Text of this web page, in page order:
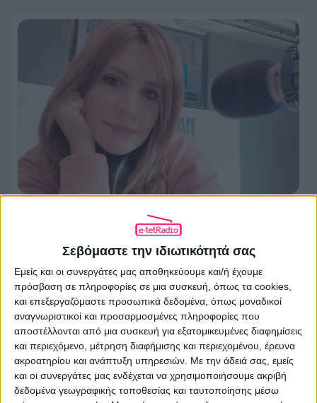
Σεβόμαστε την ιδιωτικότητά σας
Εμείς και οι συνεργάτες μας αποθηκεύουμε και/ή έχουμε
πρόσβαση σε πληροφορίες σε μια συσκευή, όπως τα cookies,
και επεξεργαζόμαστε προσωπικά δεδομένα, όπως μοναδικοί
αναγνωριστικοί και προσαρμοσμένες πληροφορίες που
αποστέλλονται από μια συσκευή για εξατομικευμένες διαφημίσεις
και περιεχόμενο, μέτρηση διαφήμισης και περιεχομένου, έρευνα
ακροατηρίου και ανάπτυξη υπηρεσιών. Με την άδειά σας, εμείς
και οι συνεργάτες μας ενδέχεται να χρησιμοποιήσουμε ακριβή
δεδομένα γεωγραφικής τοποθεσίας και ταυτοποίησης μέσω
Αποχώρησε από τα Παραπολιτικά 90.1
η Νίκη Λυμπεράκη
24.07.2026 - 14:57